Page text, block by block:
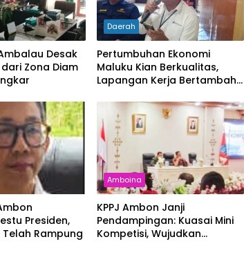
Desak
dari Zona Diam
Daerah
Pertumbuhan Ekonomi
Maluku Kian Berkualitas,
Lapangan Kerja Bertambah
Presiden,
Rampung
Amboina
KPPJ Ambon Janji
Pendampingan: Kuasai Mini
Kompetisi, Wujudkan